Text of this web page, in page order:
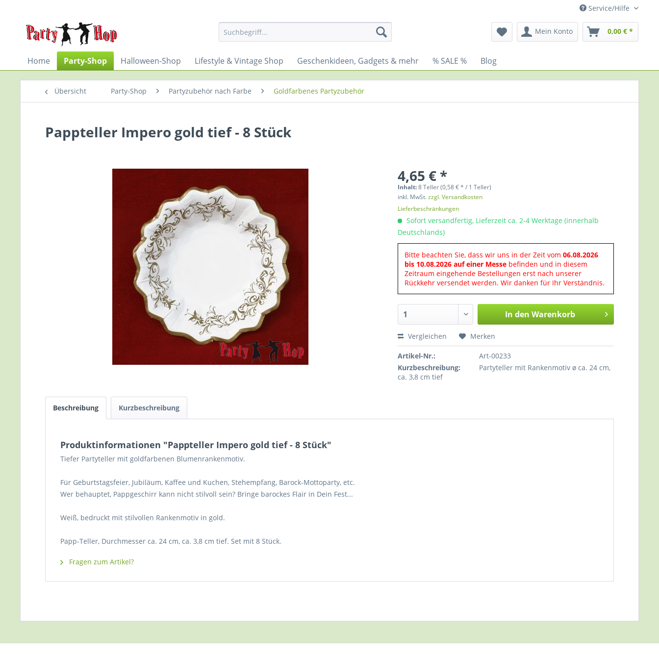
Service/Hilfe
Mein Konto 0,00 € *
Home Party-Shop Halloween-Shop Lifestyle & Vintage Shop Geschenkideen, Gadgets & mehr % SALE % Blog
Übersicht Party-Shop Partyzubehör nach Farbe Goldfarbenes Partyzubehör
Pappteller Impero gold tief - 8 Stück
4,65 € *
Inhalt:8 Teller (0,58 € * / 1 Teller)
inkl. MwSt.zzgl. Versandkosten
Lieferbeschränkungen
Sofort versandfertig, Lieferzeit ca. 2-4 Werktage (innerhalb
Deutschlands)
Bitte beachten Sie, dass wir uns in der Zeit vom06.08.2026
bis 10.08.2026 auf einer Messe befinden und in diesem
Zeitraum eingehende Bestellungen erst nach unserer
Rückkehr versendet werden. Wir danken für Ihr Verständnis.
In den Warenkorb
Vergleichen Merken
Artikel-Nr.:
Art-00233
Kurzbeschreibung:
Partyteller mit Rankenmotiv ø ca. 24 cm,
ca. 3,8 cm tief
Beschreibung Kurzbeschreibung
Produktinformationen "Pappteller Impero gold tief - 8 Stück"
Tiefer Partyteller mit goldfarbenen Blumenrankenmotiv.
Für Geburtstagsfeier, Jubiläum, Kaffee und Kuchen, Stehempfang, Barock-Mottoparty, etc.
Wer behauptet, Pappgeschirr kann nicht stilvoll sein? Bringe barockes Flair in Dein Fest...
Weiß, bedruckt mit stilvollen Rankenmotiv in gold.
Papp-Teller, Durchmesser ca. 24 cm, ca. 3,8 cm tief. Set mit 8 Stück.
Fragen zum Artikel?